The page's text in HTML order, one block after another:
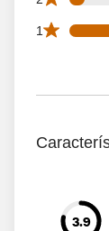
112 1 star
3.9